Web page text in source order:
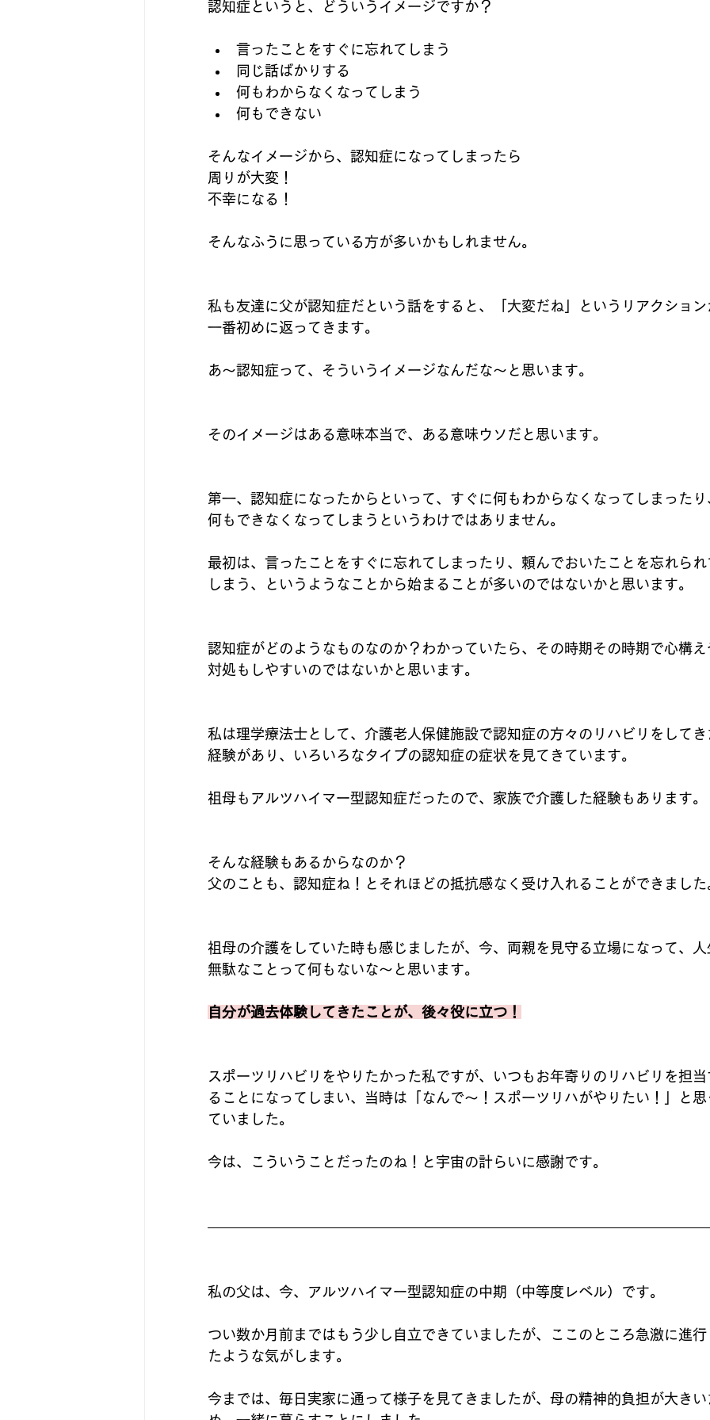
認知症というと、どういうイメージですか？
言ったことをすぐに忘れてしまう
同じ話ばかりする
何もわからなくなってしまう
何もできない
そんなイメージから、認知症になってしまったら
周りが大変！
不幸になる！
そんなふうに思っている方が多いかもしれません。
私も友達に父が認知症だという話をすると、「大変だね」というリアクション
一番初めに返ってきます。
あ～認知症って、そういうイメージなんだな～と思います。
そのイメージはある意味本当で、ある意味ウソだと思います。
第一、認知症になったからといって、すぐに何もわからなくなってしまったり
何もできなくなってしまうというわけではありません。
最初は、言ったことをすぐに忘れてしまったり、頼んでおいたことを忘れられ
しまう、というようなことから始まることが多いのではないかと思います。
認知症がどのようなものなのか？わかっていたら、その時期その時期で心構え
対処もしやすいのではないかと思います。
私は理学療法士として、介護老人保健施設で認知症の方々のリハビリをしてき
経験があり、いろいろなタイプの認知症の症状を見てきています。
祖母もアルツハイマー型認知症だったので、家族で介護した経験もあります。
そんな経験もあるからなのか？
父のことも、認知症ね！とそれほどの抵抗感なく受け入れることができました
祖母の介護をしていた時も感じましたが、今、両親を見守る立場になって、人
無駄なことって何もないな～と思います。
自分が過去体験してきたことが、後々役に立つ！
スポーツリハビリをやりたかった私ですが、いつもお年寄りのリハビリを担当
ることになってしまい、当時は「なんで～！スポーツリハがやりたい！」と思
ていました。
今は、こういうことだったのね！と宇宙の計らいに感謝です。
私の父は、今、アルツハイマー型認知症の中期（中等度レベル）です。
つい数か月前まではもう少し自立できていましたが、ここのところ急激に進行
たような気がします。
今までは、毎日実家に通って様子を見てきましたが、母の精神的負担が大きい